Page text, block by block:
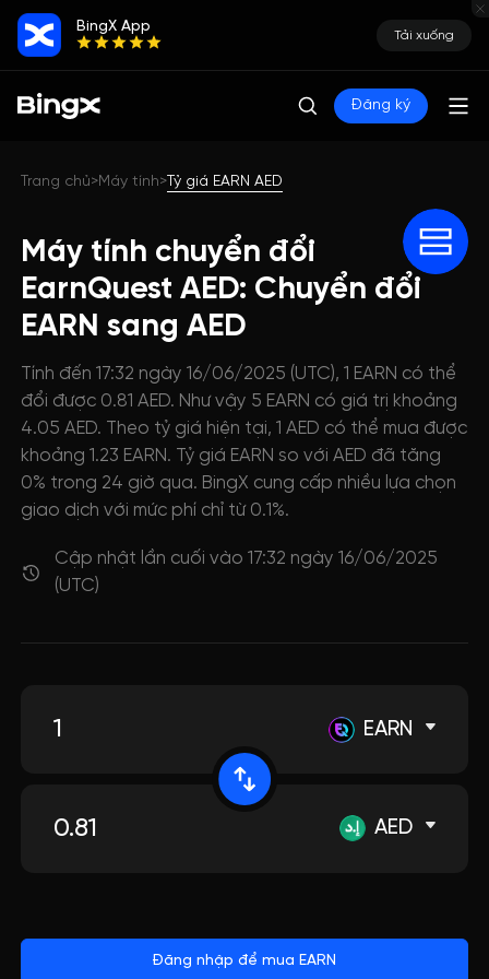
BingX App
Tải xuống
Đăng ký
Trang chủ>Máy tính>Tỷ giá EARN AED
Máy tính chuyển đổi
EarnQuest AED: Chuyển đổi
EARN sang AED
Tính đến 17:32 ngày 16/06/2025 (UTC), 1 EARN có thể
đổi được 0.81 AED. Như vậy 5 EARN có giá trị khoảng
4.05 AED. Theo tỷ giá hiện tại, 1 AED có thể mua được
khoảng 1.23 EARN. Tỷ giá EARN so với AED đã tăng
0% trong 24 giờ qua. BingX cung cấp nhiều lựa chọn
giao dịch với mức phí chỉ từ 0.1%.
Cập nhật lần cuối vào 17:32 ngày 16/06/2025
(UTC)
EARN
AED
Đăng nhập để mua EARN